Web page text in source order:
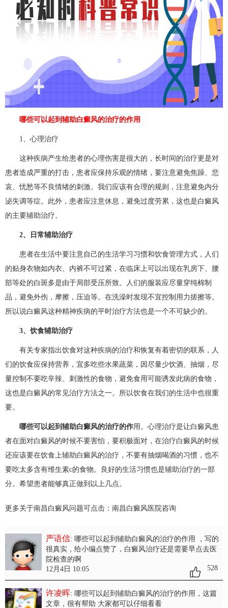
哪些可以起到辅助白癜风的治疗的作用
1、心理治疗
这种疾病产生给患者的心理伤害是很大的，长时间的治疗更是对
患者造成严重的打击，患者应保持乐观的情绪，要注意避免焦躁、悲
哀、忧愁等不良情绪的刺激。我们应该有合理的规则，注意避免内分
泌失调等症。此外，患者应注意休息，避免过度劳累，这也是白癜风
的主要辅助治疗。
2、日常辅助治疗
患者在生活中要注意自己的生活学习习惯和饮食管理方式，人们
的贴身衣物如内衣、内裤不可过紧，在临床上可以出现在乳房下、腰
部等处的白斑多是由于局部受压所致。人们的服装应尽量穿纯棉制
品，避免外伤，摩擦，压迫等。在洗澡时发现不宜控制用力搓擦等。
所以说白癜风这种精神疾病的平时治疗方法也是一个不可缺少的。
3、饮食辅助治疗
有关专家指出饮食对这种疾病的治疗和恢复有着密切的联系，人
们的饮食应保持营养，宜多吃些水果蔬菜，因尽量少饮酒、抽烟，尽
量控制不要吃辛辣、刺激性的食物，避免食用可能诱发此病的食物，
这也是白癜风的常见治疗方法之一。所以饮食在我们的生活中也很重
要。
哪些可以起到辅助白癜风的治疗的作用。心理治疗是让白癜风患
者在面对白癜风的时候不要害怕，要积极面对，在治疗白癜风的时候
还应该要在饮食上辅助白癜风的治疗，不要有抽烟喝酒的习惯，也不
要吃太多含有维生素c的食物。良好的生活习惯也是辅助治疗的一部
分。希望患者能够真正做到以上几点。
更多关于南昌白癜风问题可点击： 南昌白癜风医院咨询
严语信: 哪些可以起到辅助白癜风的治疗的作用
，写的
很真实，给小编点赞了，白癜风治疗还是需要早点去医
院检查的啊
12月4日 10:05
528
许凌晖: 哪些可以起到辅助白癜风的治疗的作用 ，这篇
文章，很有帮助 大家都可以仔细看看